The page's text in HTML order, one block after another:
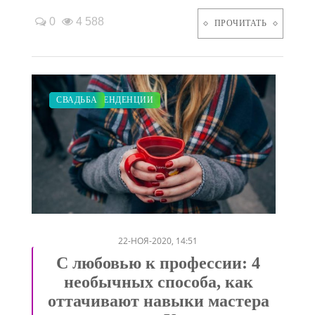
0 4 588 ПРОЧИТАТЬ
МОДНЫЕ ТЕНДЕНЦИИ
ПОКАЗЫ
КРАСОТА
СВАДЬБА
22-НОЯ-2020, 14:51
С любовью к профессии: 4
необычных способа, как
оттачивают навыки мастера